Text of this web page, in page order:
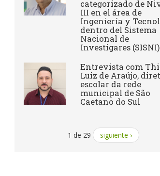
categorizado de
III en el área de
Ingeniería y
dentro del Sistema
Nacional de
Investigares (SISNI)
Entrevista com
Luiz de Araújo,
escolar da rede
municipal de São
Caetano do Sul
1 de 29 siguiente ›